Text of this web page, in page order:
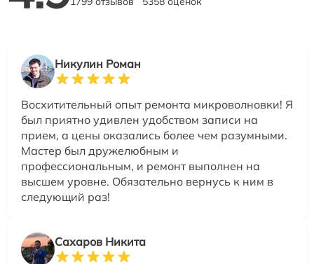
Никулин Роман
Восхитительный опыт ремонта микроволновки! Я
был приятно удивлен удобством записи на
прием, а цены оказались более чем разумными.
Мастер был дружелюбным и
профессиональным, и ремонт выполнен на
высшем уровне. Обязательно вернусь к ним в
следующий раз!
Сахаров Никита